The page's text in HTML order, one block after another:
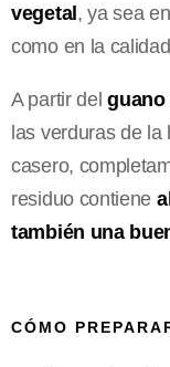
vegetal, ya sea
como en la
A partir del guano
las verduras de la
casero,
residuo contiene
también una
CÓMO